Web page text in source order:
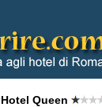
Hotel Queen